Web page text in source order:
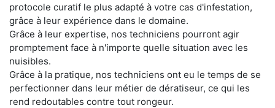
protocole curatif le plus adapté à votre cas d'infestation,
grâce à leur expérience dans le domaine.
Grâce à leur expertise, nos techniciens pourront agir
promptement face à n'importe quelle situation avec les
nuisibles.
Grâce à la pratique, nos techniciens ont eu le temps de se
perfectionner dans leur métier de dératiseur, ce qui les
rend redoutables contre tout rongeur.